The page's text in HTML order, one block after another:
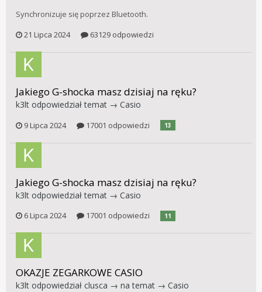
Synchronizuje się poprzez Bluetooth.
21 Lipca 2024
63129 odpowiedzi
Jakiego G-shocka masz dzisiaj na ręku?
k3lt odpowiedział temat → Casio
9 Lipca 2024 17001 odpowiedzi 13
Jakiego G-shocka masz dzisiaj na ręku?
k3lt odpowiedział temat → Casio
6 Lipca 2024 17001 odpowiedzi 11
OKAZJE ZEGARKOWE CASIO
k3lt odpowiedział clusca → na temat → Casio